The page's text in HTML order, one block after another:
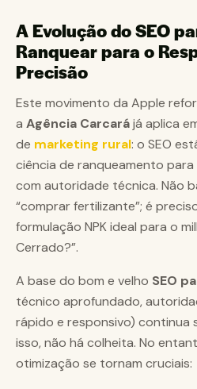
A Evolução do SEO
Ranquear para o
Precisão
Este movimento da Apple
a Agência Carcarájá aplica
de marketing rural: o SEO
ciência de ranqueamento
com autoridade técnica. Não
“comprar fertilizante”; é
formulação NPK ideal para o
Cerrado?”.
A base do bom e velho SEO
técnico aprofundado,
rápido e responsivo) continua
isso, não há colheita. No
otimização se tornam cruciais: